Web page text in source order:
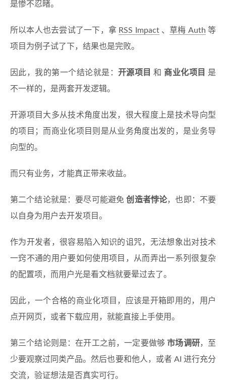
是惨不忍睹。
所以本人也去尝试了一下，拿 RSS Impact、 草梅 Auth 等
项目为例子试了下，结果也是完败。
因此，我的第一个结论就是： 开源项目 和 商业化项目 是
不一样的，是两套开发逻辑。
开源项目大多从技术角度出发，很大程度上是技术导向型
的项目；而商业化项目则是从业务角度出发的，是业务导
向型的。
而只有业务，才能真正带来收益。
第二个结论就是：要尽可能避免创造者悖论，也即：不要
以自身为用户去开发项目。
作为开发者，很容易陷入知识的诅咒，无法想象出对技术
一窍不通的用户要如何使用项目，从而弄出一系列很复杂
的配置项，而用户光是看文档就要晕过去了。
因此，一个合格的商业化项目，应该是开箱即用的，用户
点开网页，或者下载应用，就能直接上手使用。
第三个结论则是：在开工之前，一定要做够市场调研，至
少要观察过同类产品。然后也要和他人，或者 AI 进行充分
交流，验证想法是否真实可行。